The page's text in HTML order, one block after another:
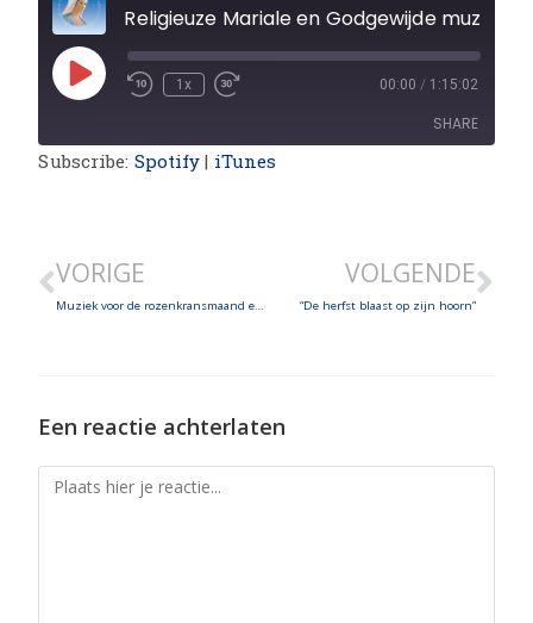
1x 00:00 / 1:15:02
SHARE
Subscribe: Spotify | iTunes
VORIGE VOLGENDE
“De herfst blaast op zijn hoorn”
Een reactie achterlaten